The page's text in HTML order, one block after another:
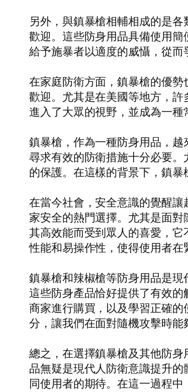
另外，與鎮暴槍相輔相成的是
歡迎。這些防身用品具備使用
給予施暴者以適度的威懾，從而
在家庭防衛方面，鎮暴槍的優
歡迎。尤其是在美國等地方，
進入了大眾的視野，並成為一種
鎮暴槍，作為一種防身用品，
尋求有效的防衛措施十分必要
的保護。在這樣的背景下，鎮暴
在當今社會，安全意識的覺醒
家安全的熱門選擇。尤其是面
其高效能而受到眾人的喜愛，
性能和易操作性，使得使用者在
鎮暴槍和辣椒槍等防身用品是
這些防身產品恰好提供了有效
商家進行購買，以及學習正確
分，讓我們在面對隨機攻擊時能
總之，在選擇鎮暴槍及其他防
品無疑是現代人防衛意識提升
同使用者的期待。在這一過程